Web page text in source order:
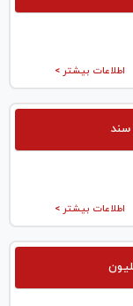
اطلاعات بیشتر >
سند
اطلاعات بیشتر >